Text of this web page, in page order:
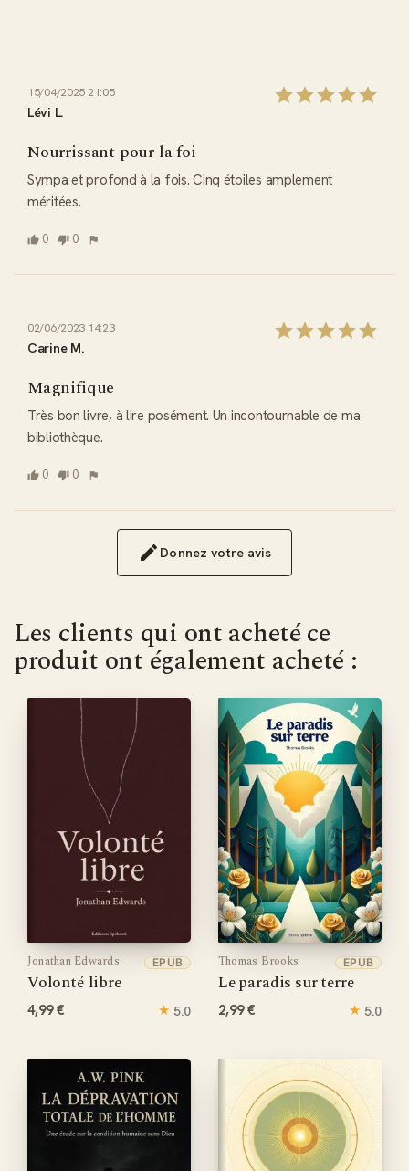
15/04/2025 21:05
Lévi L.
Nourrissant pour la foi
Sympa et profond à la fois. Cinq étoiles amplement
méritées.
0 0
02/06/2023 14:23
Carine M.
Magnifique
Très bon livre, à lire posément. Un incontournable de ma
bibliothèque.
0 0
Donnez votre avis
Les clients qui ont acheté ce
produit ont également acheté :
Jonathan Edwards
Volonté libre
EPUB
4,99 € ★ 5.0
Thomas Brooks
Le paradis sur terre
EPUB
2,99 € ★ 5.0